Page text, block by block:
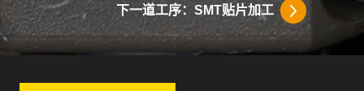
下一道工序：SMT贴片加工